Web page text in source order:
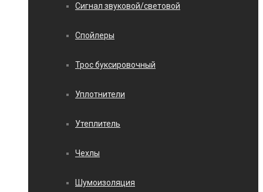
Сигнал звуковой/световой
Спойлеры
Трос буксировочный
Уплотнители
Утеплитель
Чехлы
Шумоизоляция